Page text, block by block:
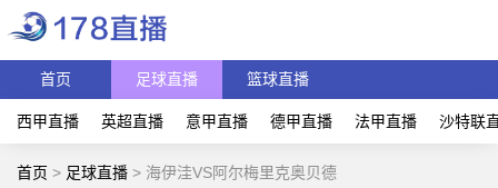
首页 足球直播 篮球直播
西甲直播 英超直播 意甲直播 德甲直播 法甲直播 沙特联
首页 > 足球直播 > 海伊洼VS阿尔梅里克奥贝德